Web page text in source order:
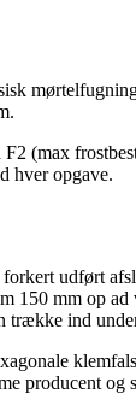
(max
hver opgave.
udført
mm op
trække ind
producent